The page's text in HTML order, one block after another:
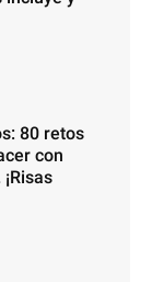
80 retos
con